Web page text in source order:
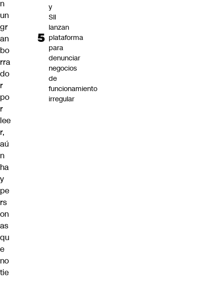
n
un
gr
an
bo
rra
do
r
po
r
lee
r,
aú
n
ha
y
pe
rs
on
as
qu
e
no
tie
y
SII
lanzan
plataforma
para
denunciar
negocios
de
funcionamiento
irregular